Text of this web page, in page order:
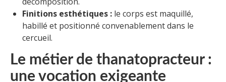
Finitions esthétiques : le corps est maquillé,
habillé et positionné convenablement dans le
cercueil.
Le métier de thanatopracteur :
une vocation exigeante